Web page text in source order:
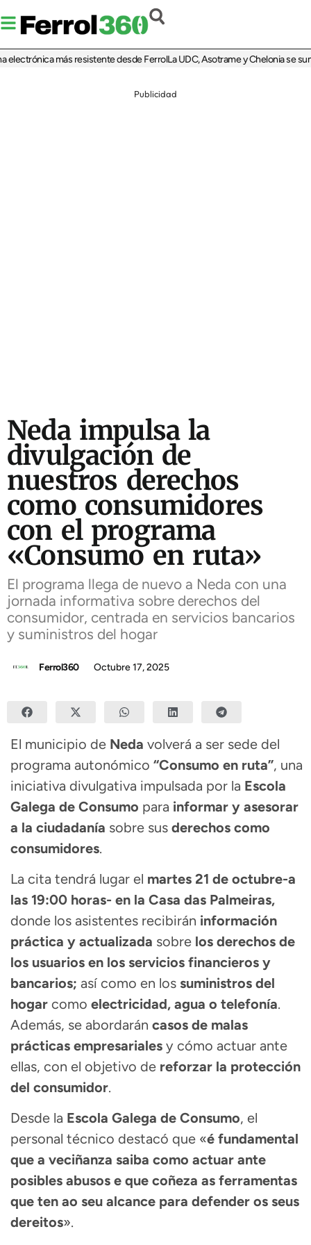
más resistente desde FerrolLa UDC, Asotrame y Chelonia se
Publicidad
Neda impulsa la
divulgación de
nuestros derechos
como consumidores
con el programa
«Consumo en ruta»
El programa llega de nuevo a Neda con una
jornada informativa sobre derechos del
consumidor, centrada en servicios bancarios
y suministros del hogar
Ferrol360 Octubre 17, 2025
El municipio de Neda volverá a ser sede del
programa autonómico “Consumo en ruta”, una
iniciativa divulgativa impulsada por la Escola
Galega de Consumo para informar y asesorar
a la ciudadanía sobre sus derechos como
consumidores.
La cita tendrá lugar el martes 21 de octubre-a
las 19:00 horas- en la Casa das Palmeiras,
donde los asistentes recibirán información
práctica y actualizada sobre los derechos de
los usuarios en los servicios financieros y
bancarios; así como en los suministros del
hogar como electricidad, agua o telefonía.
Además, se abordarán casos de malas
prácticas empresariales y cómo actuar ante
ellas, con el objetivo de reforzar la protección
del consumidor.
Desde la Escola Galega de Consumo, el
personal técnico destacó que «é fundamental
que a veciñanza saiba como actuar ante
posibles abusos e que coñeza as ferramentas
que ten ao seu alcance para defender os seus
dereitos».